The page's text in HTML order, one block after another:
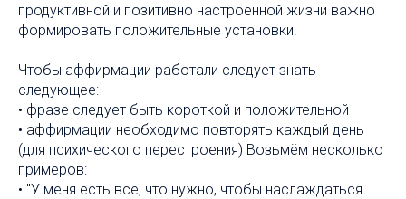
продуктивной и позитивно настроенной жизни важно
формировать положительные установки.
Чтобы аффирмации работали следует знать
следующее:
• фразе следует быть короткой и положительной
• аффирмации необходимо повторять каждый день
(для психического перестроения) Возьмём несколько
примеров:
• "У меня есть все, что нужно, чтобы наслаждаться